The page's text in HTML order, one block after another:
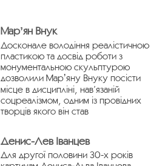
Марʼян Внук
Досконале володіння реалістичною
пластикою та досвід роботи з
монументальною скульптурою
дозволили Марʼяну Внуку посісти
місце в дисципліні, нав’язаній
соцреалізмом, одним із провідних
творців якого він став
Денис-Лев Іванцев
Для другої половини 30-х років